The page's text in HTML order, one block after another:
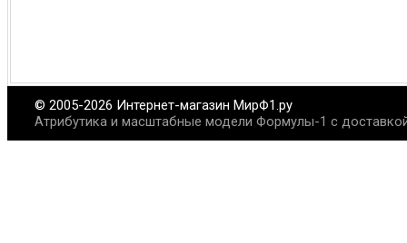
© 2005-2026 Интернет-магазин МирФ1.ру
Атрибутика и масштабные модели Формулы-1 с